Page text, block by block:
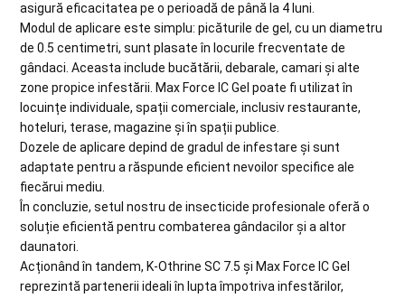
asigură eficacitatea pe o perioadă de până la 4 luni.
Modul de aplicare este simplu: picăturile de gel, cu un diametru
de 0.5 centimetri, sunt plasate în locurile frecventate de
gândaci. Aceasta include bucătării, debarale, camari și alte
zone propice infestării. Max Force IC Gel poate fi utilizat în
locuințe individuale, spații comerciale, inclusiv restaurante,
hoteluri, terase, magazine și în spații publice.
Dozele de aplicare depind de gradul de infestare și sunt
adaptate pentru a răspunde eficient nevoilor specifice ale
fiecărui mediu.
În concluzie, setul nostru de insecticide profesionale oferă o
soluție eficientă pentru combaterea gândacilor și a altor
daunatori.
Acționând în tandem, K-Othrine SC 7.5 și Max Force IC Gel
reprezintă partenerii ideali în lupta împotriva infestărilor,